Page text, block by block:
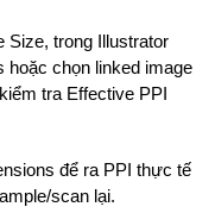
Size, trong Illustrator
hoặc chọn linked image
tra Effective PPI
để ra PPI thực tế
scan lại.